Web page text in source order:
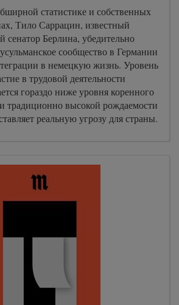
статистике и собственных
Тило Саррацин, известный
Берлина, убедительно
сообщество в Германии
в немецкую жизнь. Уровень
в трудовой деятельности
гораздо ниже уровня коренного
традиционно высокой рождаемости
реальную угрозу для страны.